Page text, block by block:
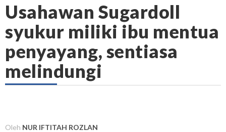
Usahawan Sugardoll
syukur miliki ibu mentua
penyayang, sentiasa
melindungi
Oleh NUR IFTITAH ROZLAN